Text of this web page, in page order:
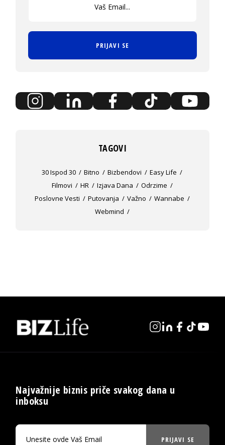
PRIJAVI SE
TAGOVI
30 Ispod 30 Bitno Bizbendovi
Easy Life
Filmovi
HR Izjava Dana
Odrzime
Poslovne Vesti
Putovanja Važno
Wannabe
Webmind
Najvažnije biznis priče svakog dana u
inboksu
PRIJAVI SE